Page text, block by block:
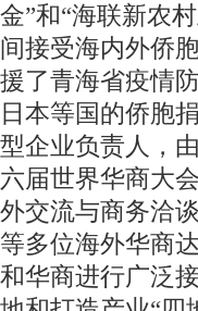
金”和“海联新农
间接受海内外侨
援了青海省疫情
日本等国的侨胞
型企业负责人，
六届世界华商大
外交流与商务洽
等多位海外华商
和华商进行广泛